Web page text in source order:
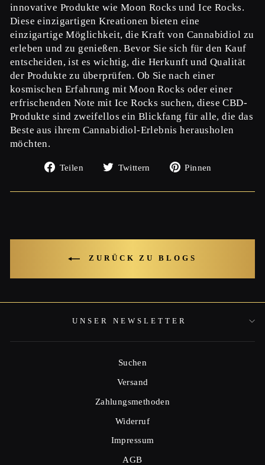
innovative Produkte wie Moon Rocks und Ice Rocks.
Diese einzigartigen Kreationen bieten eine
einzigartige Möglichkeit, die Kraft von Cannabidiol zu
erleben und zu genießen. Bevor Sie sich für den Kauf
entscheiden, ist es wichtig, die Herkunft und Qualität
der Produkte zu überprüfen. Ob Sie nach einer
kosmischen Erfahrung mit Moon Rocks oder einer
erfrischenden Note mit Ice Rocks suchen, diese CBD-
Produkte sind zweifellos ein Blickfang für alle, die das
Beste aus ihrem Cannabidiol-Erlebnis herausholen
möchten.
Teilen
Auf
teilen
Twittern
Auf
twittern
Pinnen
pinnen
ZURÜCK ZU BLOGS
UNSER NEWSLETTER
Suchen
Versand
Zahlungsmethoden
Widerruf
Impressum
AGB